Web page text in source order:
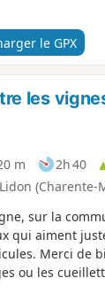
le GPX
les
m 2h 40
(Charente-
sur la
qui aiment
Merci de
ou les